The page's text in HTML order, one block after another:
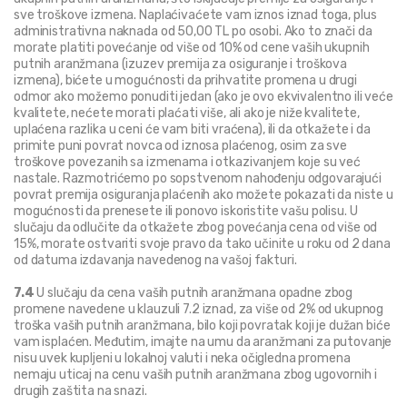
sve troškove izmena. Naplaćivaćete vam iznos iznad toga, plus
administrativna naknada od 50,00 TL po osobi. Ako to znači da
morate platiti povećanje od više od 10% od cene vaših ukupnih
putnih aranžmana (izuzev premija za osiguranje i troškova
izmena), bićete u mogućnosti da prihvatite promena u drugi
odmor ako možemo ponuditi jedan (ako je ovo ekvivalentno ili veće
kvalitete, nećete morati plaćati više, ali ako je niže kvalitete,
uplaćena razlika u ceni će vam biti vraćena), ili da otkažete i da
primite puni povrat novca od iznosa plaćenog, osim za sve
troškove povezanih sa izmenama i otkazivanjem koje su već
nastale. Razmotrićemo po sopstvenom nahođenju odgovarajući
povrat premija osiguranja plaćenih ako možete pokazati da niste u
mogućnosti da prenesete ili ponovo iskoristite vašu polisu. U
slučaju da odlučite da otkažete zbog povećanja cena od više od
15%, morate ostvariti svoje pravo da tako učinite u roku od 2 dana
od datuma izdavanja navedenog na vašoj fakturi.
7.4 U slučaju da cena vaših putnih aranžmana opadne zbog
promene navedene u klauzuli 7.2 iznad, za više od 2% od ukupnog
troška vaših putnih aranžmana, bilo koji povratak koji je dužan biće
vam isplaćen. Međutim, imajte na umu da aranžmani za putovanje
nisu uvek kupljeni u lokalnoj valuti i neka očigledna promena
nemaju uticaj na cenu vaših putnih aranžmana zbog ugovornih i
drugih zaštita na snazi.